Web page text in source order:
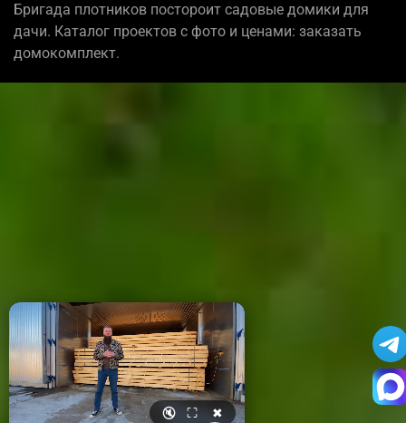
Бригада плотников постороит садовые домики для
дачи. Каталог проектов с фото и ценами: заказать
домокомплект.
🔇 ⛶ ✖